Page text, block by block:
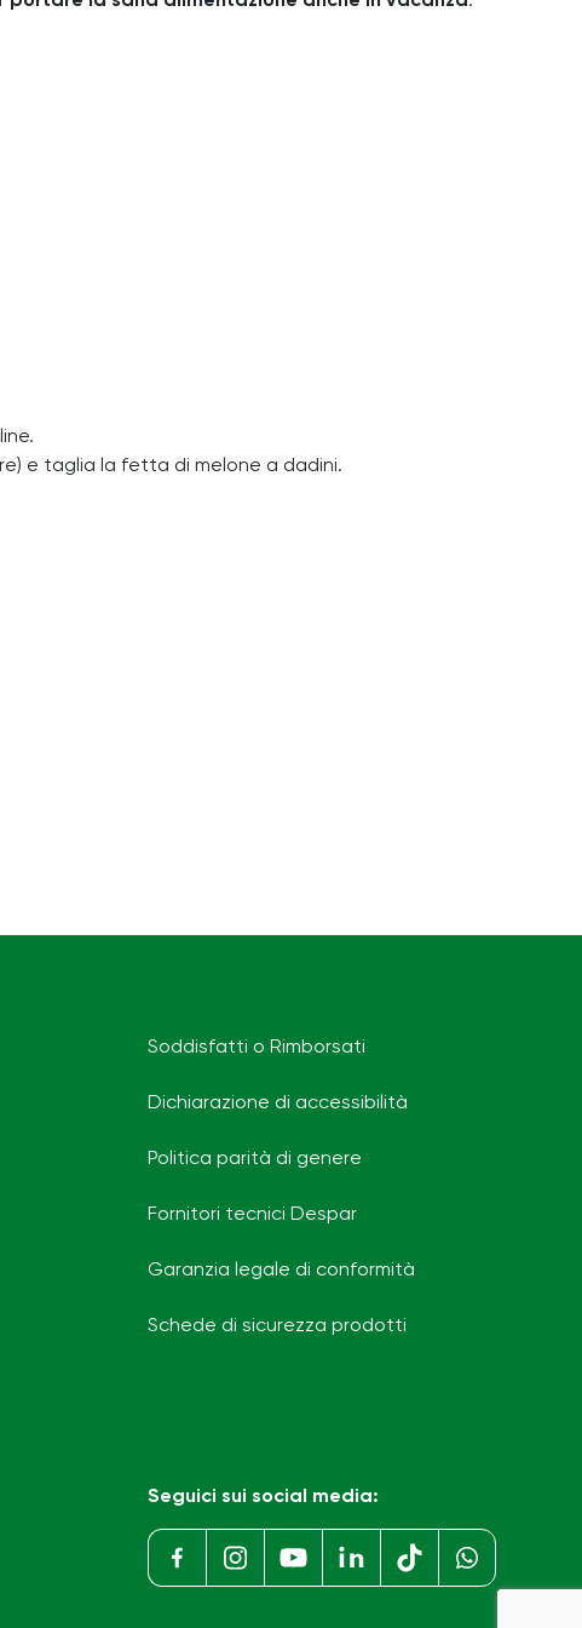
e taglia la fetta di melone a dadini.
Soddisfatti o Rimborsati
Dichiarazione di accessibilità
Politica parità di genere
Fornitori tecnici Despar
Garanzia legale di conformità
Schede di sicurezza prodotti
Seguici sui social media: